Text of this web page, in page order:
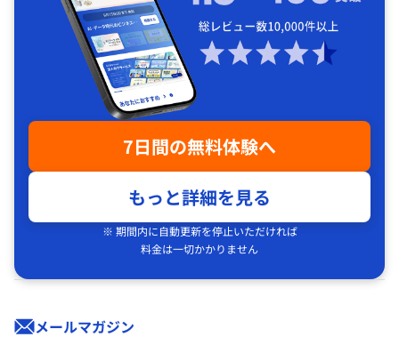
7日間の無料体験へ
もっと詳細を見る
※ 期間内に自動更新を停止いただければ
料金は一切かかりません
メールマガジン